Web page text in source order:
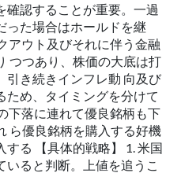
確認することが重要。一過
った場合はホールドを継
アウト及びそれに伴う金融
つつあり、株価の大底は打
引き続きインフレ動 向及び
ため、タイミングを分けて
下落に連れて優良銘柄も下
ら優良銘柄を購入する好機
る 【具体的戦略】 1. 米国
ると判断。上値を追うこ